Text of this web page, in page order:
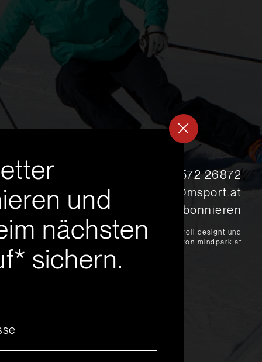
+43 5572 26872
msport@msport.at
Newsletter abonnieren
liebevoll designt und
programmiert von mindpark.at
und
nächsten
sichern.